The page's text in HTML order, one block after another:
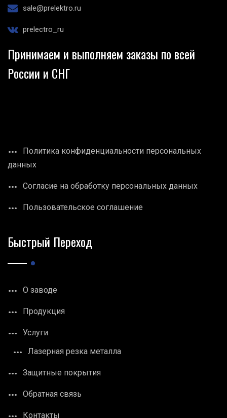
sale@prelektro.ru
prelectro_ru
Принимаем и выполняем заказы по всей
России и СНГ
Политика конфиденциальности персональных
данных
Согласие на обработку персональных данных
Пользовательское соглашение
Быстрый Переход
О заводе
Продукция
Услуги
Лазерная резка металла
Защитные покрытия
Обратная связь
Контакты